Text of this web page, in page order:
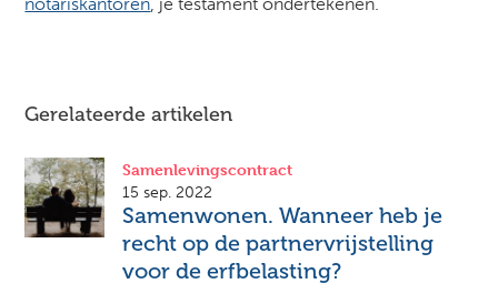
Gerelateerde artikelen
Samenlevingscontract
15 sep. 2022
Samenwonen. Wanneer heb je
recht op de partnervrijstelling
voor de erfbelasting?